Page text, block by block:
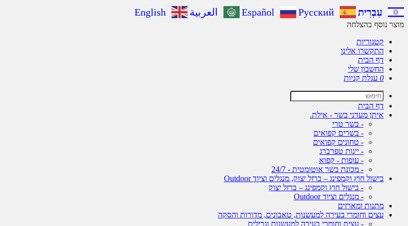
עִבְרִית Español Русский العربية English
מוצר נוסף בהצלחה
קטגוריות
התקשרו אלינו
דף הבית
החשבון שלי
0 עגלת קניות
דף הבית
איתן מעדני בשר - אילת.
- בשר טרי
- בשרים קפואים
- טחונים קפואים
- יינות טפרברג
- עופות - קפוא
- מכונת בשר אוטומטית - 24/7
בישול חוץ וקמפינג – ברזל יצוק, מנגלים וציוד Outdoor
- בישול חוץ וקמפינג – ברזל יצוק
- מנגלים וציוד Outdoor
מתנות ומארזים
עצים וחומרי בעירה למעשנות, טאבונים, מדורות והסקה
- עצים וחומרי בעירה למעשנות וגרילים